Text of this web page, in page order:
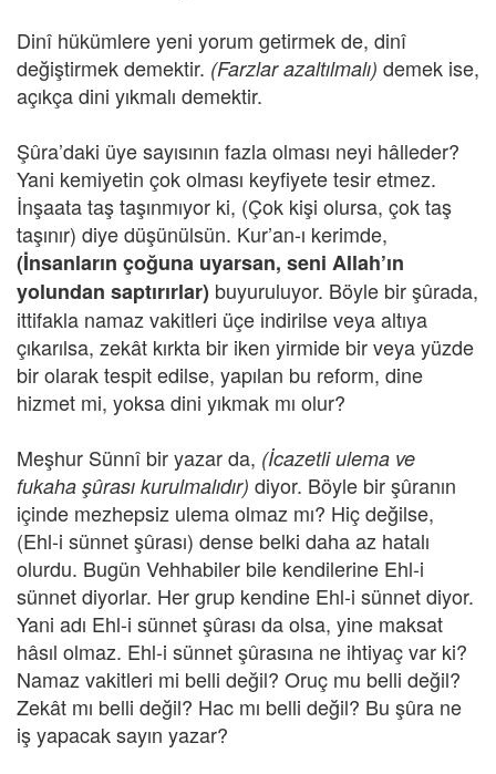
Dinî hükümlere yeni yorum getirmek de, dinî
değiştirmek demektir. (Farzlar azaltılmalı) demek ise,
açıkça dini yıkmalı demektir.
Şûra’daki üye sayısının fazla olması neyi hâlleder?
Yani kemiyetin çok olması keyfiyete tesir etmez.
İnşaata taş taşınmıyor ki, (Çok kişi olursa, çok taş
taşınır) diye düşünülsün. Kur’an-ı kerimde,
(İnsanların çoğuna uyarsan, seni Allah’ın
yolundan saptırırlar) buyuruluyor. Böyle bir şûrada,
ittifakla namaz vakitleri üçe indirilse veya altıya
çıkarılsa, zekât kırkta bir iken yirmide bir veya yüzde
bir olarak tespit edilse, yapılan bu reform, dine
hizmet mi, yoksa dini yıkmak mı olur?
Meşhur Sünnî bir yazar da, (İcazetli ulema ve
fukaha şûrası kurulmalıdır) diyor. Böyle bir şûranın
içinde mezhepsiz ulema olmaz mı? Hiç değilse,
(Ehl-i sünnet şûrası) dense belki daha az hatalı
olurdu. Bugün Vehhabiler bile kendilerine Ehl-i
sünnet diyorlar. Her grup kendine Ehl-i sünnet diyor.
Yani adı Ehl-i sünnet şûrası da olsa, yine maksat
hâsıl olmaz. Ehl-i sünnet şûrasına ne ihtiyaç var ki?
Namaz vakitleri mi belli değil? Oruç mu belli değil?
Zekât mı belli değil? Hac mı belli değil? Bu şûra ne
iş yapacak sayın yazar?